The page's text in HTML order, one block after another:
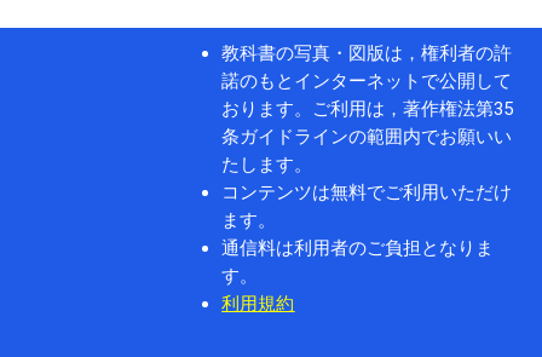
教科書の写真・図版は，権利者の許
諾のもとインターネットで公開して
おります。ご利用は，著作権法第35
条ガイドラインの範囲内でお願いい
たします。
コンテンツは無料でご利用いただけ
ます。
通信料は利用者のご負担となりま
す。
利用規約